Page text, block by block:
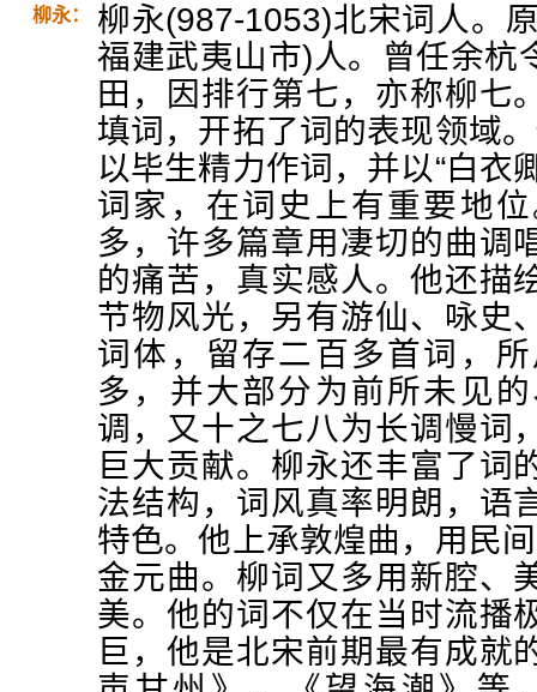
柳永：
柳永(987-1053)北宋词人。
福建武夷山市)人。曾任余杭
田，因排行第七，亦称柳七
填词，开拓了词的表现领域
以毕生精力作词，并以“白衣
词家，在词史上有重要地
多，许多篇章用凄切的曲调
的痛苦，真实感人。他还描
节物风光，另有游仙、咏史
词体，留存二百多首词，
多，并大部分为前所未见
调，又十之七八为长调慢词
巨大贡献。柳永还丰富了词
法结构，词风真率明朗，语
特色。他上承敦煌曲，用民
金元曲。柳词又多用新腔、
美。他的词不仅在当时流播
巨，他是北宋前期最有成就